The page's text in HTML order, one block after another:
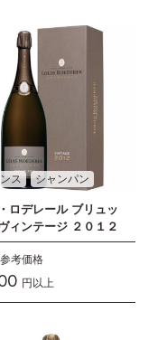
ス シャンパン
ロデレール ブリュッ
ィンテージ ２０１２
考価格
円以上